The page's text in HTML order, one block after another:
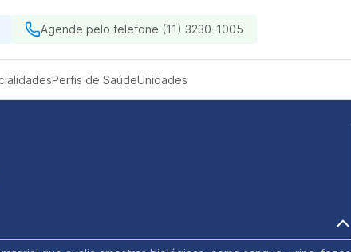
Agende pelo telefone (11) 3230-1005
Perfis de SaúdeUnidades